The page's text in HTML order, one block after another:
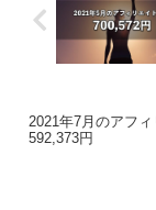
2021年7月のアフ
592,373円